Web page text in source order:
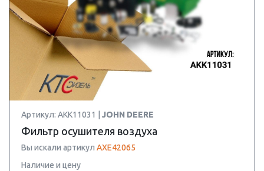
Артикул: AKK11031 | JOHN DEERE
Фильтр осушителя воздуха
Вы искали артикул AXE42065
Наличие и цену